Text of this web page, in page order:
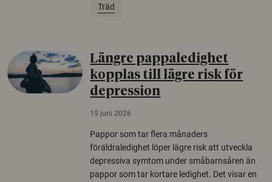
Träd
Längre pappaledighet
kopplas till lägre risk för
depression
19 juni 2026
Pappor som tar flera månaders
föräldraledighet löper lägre risk att utveckla
depressiva symtom under småbarnsåren än
pappor som tar kortare ledighet. Det visar en